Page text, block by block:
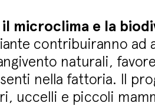
microclima e la
contribuiranno
naturali,
nella fattoria. Il
uccelli e piccoli